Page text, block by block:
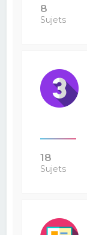
8
Sujets
18
Sujets